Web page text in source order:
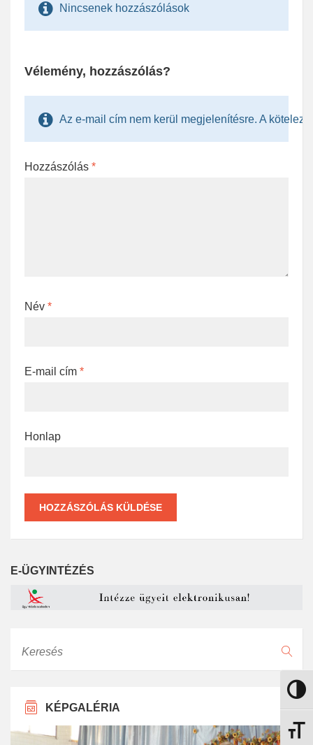
Nagy
Nincsenek hozzászólások
Vélemény, hozzászólás?
Az e-mail cím nem kerül megjelenítésre. A
Hozzászólás *
Név *
E-mail cím *
Honlap
E-ÜGYINTÉZÉS
KÉPGALÉRIA